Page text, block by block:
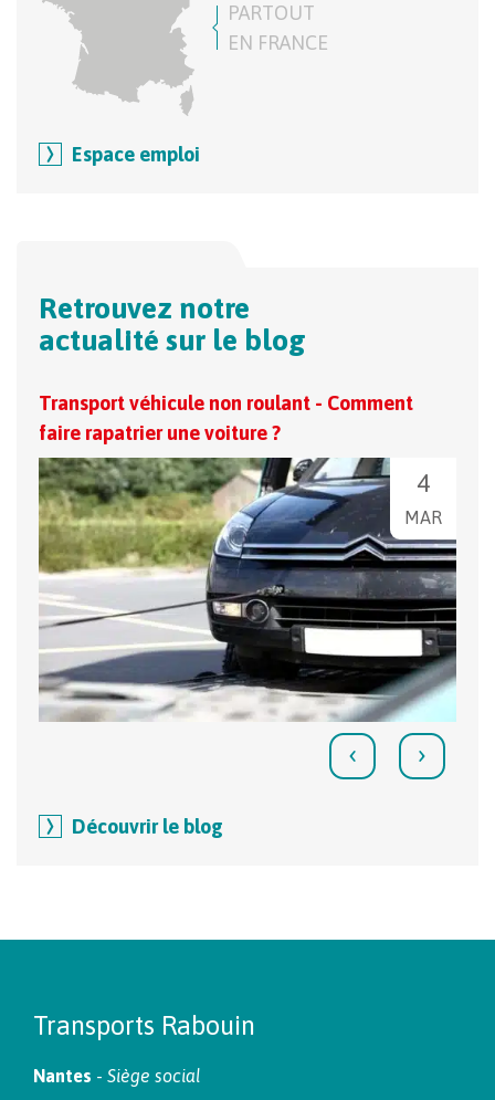
PARTOUT
EN FRANCE
Espace emploi
Retrouvez notre
actualité sur le blog
Transport véhicule non roulant - Comment
faire rapatrier une voiture ?
4
MAR
‹ ›
Découvrir le blog
Transports Rabouin
Nantes - Siège social